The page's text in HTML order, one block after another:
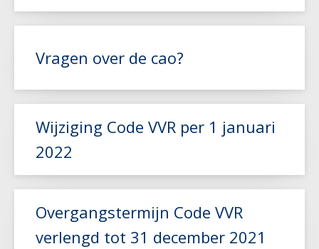
Lees meer
Vragen over de cao?
Wijziging Code VVR per 1 januari
2022
Overgangstermijn Code VVR
verlengd tot 31 december 2021